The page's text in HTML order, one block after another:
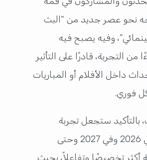
نحو عصر جديد من “البث
وفيه يصبح فيه
التجربة، قادرًا على التأثير
داخل الأفلام أو المباريات
فوري.
بالتأكيد ستجعل تجربة
المشاهدة في 2026 وفي 2027 وحتى
تخصيصًا وتفاعلاً، بحيث